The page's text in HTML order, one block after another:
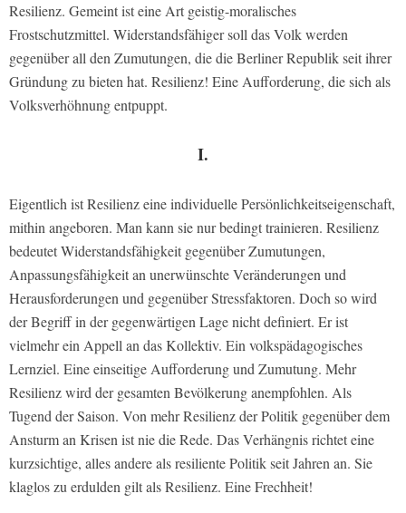
Resilienz. Gemeint ist eine Art geistig-moralisches
Frostschutzmittel. Widerstandsfähiger soll das Volk werden
gegenüber all den Zumutungen, die die Berliner Republik seit ihrer
Gründung zu bieten hat. Resilienz! Eine Aufforderung, die sich als
Volksverhöhnung entpuppt.
I.
Eigentlich ist Resilienz eine individuelle Persönlichkeitseigenschaft,
mithin angeboren. Man kann sie nur bedingt trainieren. Resilienz
bedeutet Widerstandsfähigkeit gegenüber Zumutungen,
Anpassungsfähigkeit an unerwünschte Veränderungen und
Herausforderungen und gegenüber Stressfaktoren. Doch so wird
der Begriff in der gegenwärtigen Lage nicht definiert. Er ist
vielmehr ein Appell an das Kollektiv. Ein volkspädagogisches
Lernziel. Eine einseitige Aufforderung und Zumutung. Mehr
Resilienz wird der gesamten Bevölkerung anempfohlen. Als
Tugend der Saison. Von mehr Resilienz der Politik gegenüber dem
Ansturm an Krisen ist nie die Rede. Das Verhängnis richtet eine
kurzsichtige, alles andere als resiliente Politik seit Jahren an. Sie
klaglos zu erdulden gilt als Resilienz. Eine Frechheit!